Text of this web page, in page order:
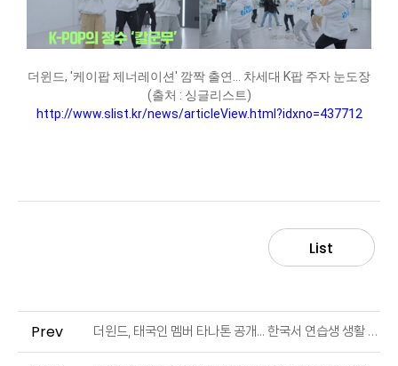
더윈드, '케이팝 제너레이션' 깜짝 출연... 차세대 K팝 주자 눈도장
(출처 : 싱글리스트)
http://www.slist.kr/news/articleView.html?idxno=437712
List
Prev 더윈드, 태국인 멤버 타나톤 공개... 한국서 연습생 생활 (출처 : 싱글리스트)